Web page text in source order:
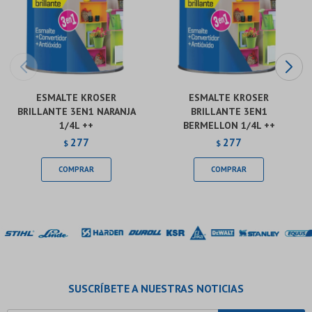
ESMALTE KROSER
BRILLANTE 3EN1 NARANJA
1/4L ++
$ 277
ESMALTE KROSER
BRILLANTE 3EN1
BERMELLON 1/4L ++
$ 277
SUSCRÍBETE A NUESTRAS NOTICIAS